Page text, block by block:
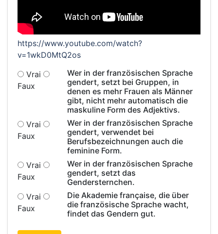
https://www.youtube.com/watch?
v=1wkD0MtQ2os
Vrai
Faux
Wer in der französischen Sprache
gendert, setzt bei Gruppen, in
denen es mehr Frauen als Männer
gibt, nicht mehr automatisch die
maskuline Form des Adjektivs.
Vrai
Faux
Wer in der französischen Sprache
gendert, verwendet bei
Berufsbezeichnungen auch die
feminine Form.
Vrai
Faux
Wer in der französischen Sprache
gendert, setzt das
Gendersternchen.
Vrai
Faux
Die Akademie française, die über
die französische Sprache wacht,
findet das Gendern gut.